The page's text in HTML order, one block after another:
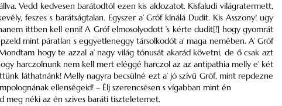
Vedd kedvesen barátodtól ezen kis aldozatot. Kisfaludi világratermett,
feszes s barátságtalan. Egyszer a’ Gróf kínálá Dudit. Kis Asszony! ugy
ittben kell enni! A Gróf elmosolyodott ’s kérte dudit[!] hogy gyomrát
mint páratlan s eggyetleneggy társolkodót a’ maga nemében. A’ Gróf
hogy te azzal a’ nagy világ tónusát akarád követni, de ő csak azt
harczolnunk nem kell mert eléggé harczol az az antipathia melly e’ két
láthatnánk! Melly nagyra becsülné ezt a’ jó szívű Gróf, mint repdezne
ellenségeid! – Élj szerencsésen s vígabban mint én
meg néki az én szives baráti tiszteletemet.